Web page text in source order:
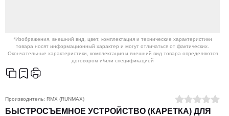
*Изображения, внешний вид, цвет, комплектация и технические характеристики
товара носят информационный характер и могут отличаться от фактических.
Окончательные характеристики, комплектация и внешний вид товара определяются
договором и/или спецификацией
Производитель: RMX (RUNMAX)
БЫСТРОСЪЕМНОЕ УСТРОЙСТВО (КАРЕТКА) ДЛЯ